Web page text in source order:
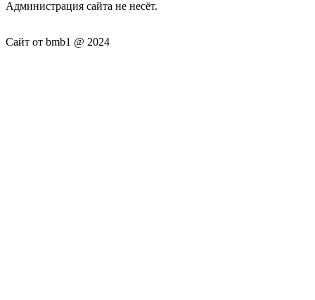
Администрация сайта не несёт.
Сайт от bmb1 @ 2024